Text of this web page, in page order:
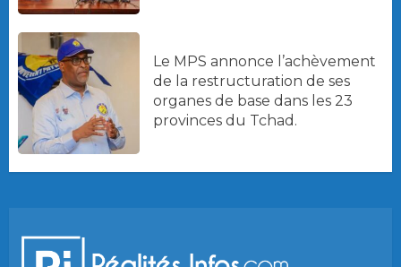
Le MPS annonce l’achèvement
de la restructuration de ses
organes de base dans les 23
provinces du Tchad.